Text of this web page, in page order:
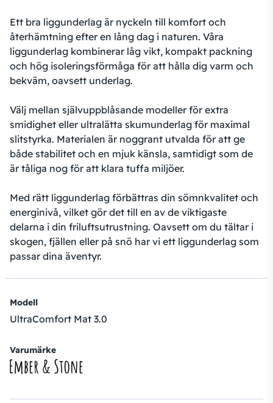
Ett bra liggunderlag är nyckeln till komfort och
återhämtning efter en lång dag i naturen. Våra
liggunderlag kombinerar låg vikt, kompakt packning
och hög isoleringsförmåga för att hålla dig varm och
bekväm, oavsett underlag.
Välj mellan självuppblåsande modeller för extra
smidighet eller ultralätta skumunderlag för maximal
slitstyrka. Materialen är noggrant utvalda för att ge
både stabilitet och en mjuk känsla, samtidigt som de
är tåliga nog för att klara tuffa miljöer.
Med rätt liggunderlag förbättras din sömnkvalitet och
energinivå, vilket gör det till en av de viktigaste
delarna i din friluftsutrustning. Oavsett om du tältar i
skogen, fjällen eller på snö har vi ett liggunderlag som
passar dina äventyr.
Modell
UltraComfort Mat 3.0
Varumärke